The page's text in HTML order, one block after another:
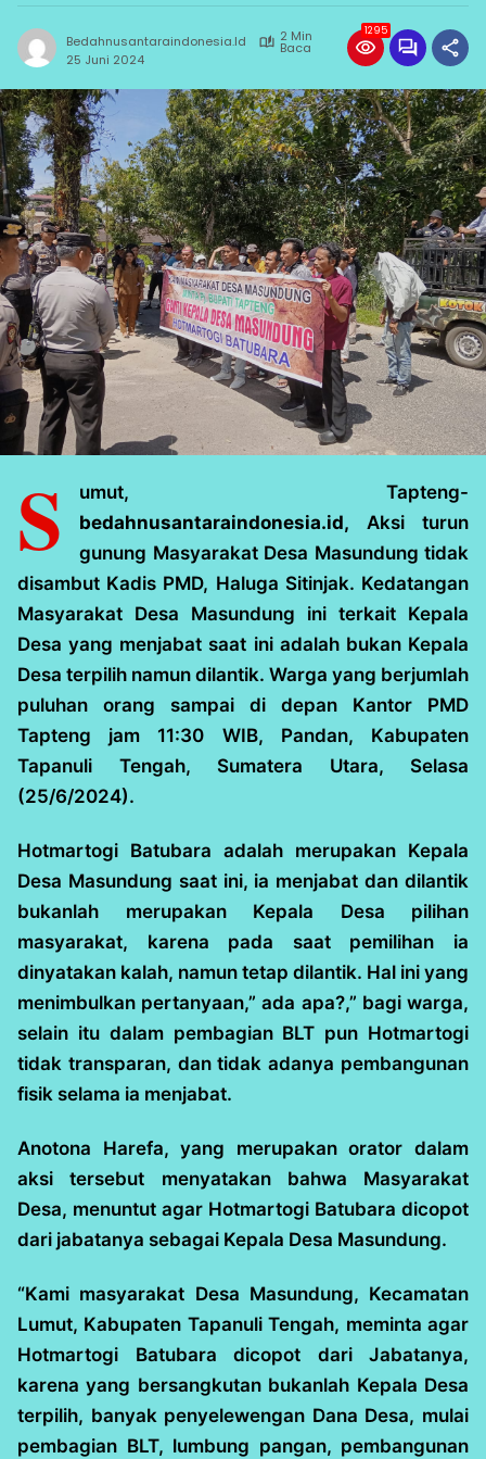
Bedahnusantaraindonesia.id 2 Min
Baca
25 Juni 2024
1295
S
umut, Tapteng-
bedahnusantaraindonesia.id, Aksi turun
gunung Masyarakat Desa Masundung tidak
disambut Kadis PMD, Haluga Sitinjak. Kedatangan
Masyarakat Desa Masundung ini terkait Kepala
Desa yang menjabat saat ini adalah bukan Kepala
Desa terpilih namun dilantik. Warga yang berjumlah
puluhan orang sampai di depan Kantor PMD
Tapteng jam 11:30 WIB, Pandan, Kabupaten
Tapanuli Tengah, Sumatera Utara, Selasa
(25/6/2024).
Hotmartogi Batubara adalah merupakan Kepala
Desa Masundung saat ini, ia menjabat dan dilantik
bukanlah merupakan Kepala Desa pilihan
masyarakat, karena pada saat pemilihan ia
dinyatakan kalah, namun tetap dilantik. Hal ini yang
menimbulkan pertanyaan,” ada apa?,” bagi warga,
selain itu dalam pembagian BLT pun Hotmartogi
tidak transparan, dan tidak adanya pembangunan
fisik selama ia menjabat.
Anotona Harefa, yang merupakan orator dalam
aksi tersebut menyatakan bahwa Masyarakat
Desa, menuntut agar Hotmartogi Batubara dicopot
dari jabatanya sebagai Kepala Desa Masundung.
“Kami masyarakat Desa Masundung, Kecamatan
Lumut, Kabupaten Tapanuli Tengah, meminta agar
Hotmartogi Batubara dicopot dari Jabatanya,
karena yang bersangkutan bukanlah Kepala Desa
terpilih, banyak penyelewengan Dana Desa, mulai
pembagian BLT, lumbung pangan, pembangunan